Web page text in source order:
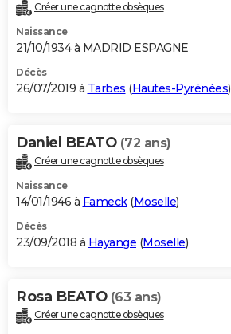
Créer une cagnotte obsèques
Naissance
21/10/1934 à MADRID ESPAGNE
Décès
26/07/2019 à Tarbes (Hautes-Pyrénées)
Daniel BEATO (72 ans)
Créer une cagnotte obsèques
Naissance
14/01/1946 à Fameck(Moselle)
Décès
23/09/2018 à Hayange (Moselle)
Rosa BEATO (63 ans)
Créer une cagnotte obsèques